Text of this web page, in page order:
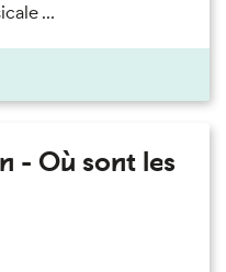
...
- Où sont les